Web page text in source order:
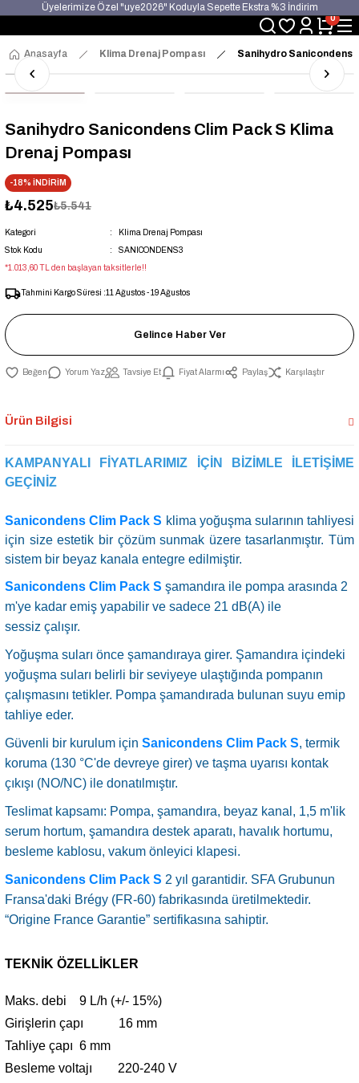
Üyelerimize Özel "uye2026" Koduyla Sepette Ekstra %3 İndirim
0
Anasayfa Klima Drenaj Pompası Sanihydro Sanicondens
Sanihydro Sanicondens Clim Pack S Klima
Drenaj Pompası
-18% İNDİRİM
₺4.525₺5.541
Kategori
Klima Drenaj Pompası
Stok Kodu
SANICONDENS3
*1.013,60 TL den başlayan taksitlerle!!
Tahmini Kargo Süresi :11 Ağustos - 19 Ağustos
Gelince Haber Ver
Yorum Yaz Tavsiye Et Fiyat Alarmı Paylaş Karşılaştır
Ürün Bilgisi
KAMPANYALI FİYATLARIMIZ İÇİN BİZİMLE İLETİŞİME
GEÇİNİZ
Sanicondens Clim Pack S klima yoğuşma sularının tahliyesi
için size estetik bir çözüm sunmak üzere tasarlanmıştır. Tüm
sistem bir beyaz kanala entegre edilmiştir.
Sanicondens Clim Pack S şamandıra ile pompa arasında 2
m'ye kadar emiş yapabilir ve sadece 21 dB(A) ile
sessiz çalışır.
Yoğuşma suları önce şamandıraya girer. Şamandıra içindeki
yoğuşma suları belirli bir seviyeye ulaştığında pompanın
çalışmasını tetikler. Pompa şamandırada bulunan suyu emip
tahliye eder.
Güvenli bir kurulum için Sanicondens Clim Pack S, termik
koruma (130 °C'de devreye girer) ve taşma uyarısı kontak
çıkışı (NO/​NC) ile donatılmıştır.
Teslimat kapsamı: Pompa, şamandıra, beyaz kanal, 1,5 m'lik
serum hortum, şamandıra destek aparatı, havalık hortumu,
besleme kablosu, vakum önleyici klapesi.
Sanicondens Clim Pack S 2 yıl garantidir. SFA Grubunun
Fransa'daki Brégy (FR-60) fabrikasında üretilmektedir.
“Origine France Garantie” sertifikasına sahiptir.
TEKNİK ÖZELLİKLER
Maks. debi 9 L/h (+/- 15%)
Girişlerin çapı 16 mm
Tahliye çapı 6 mm
Besleme voltajı 220-240 V